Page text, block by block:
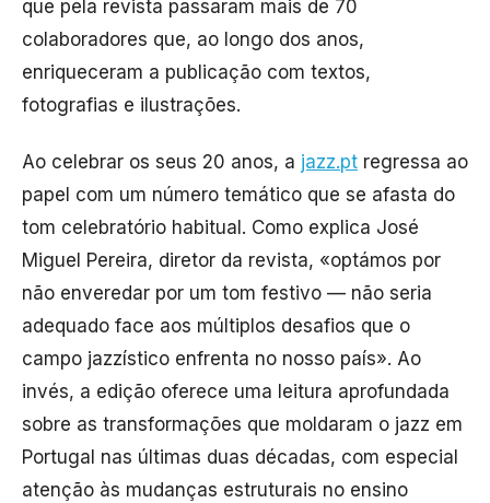
que pela revista passaram mais de 70
colaboradores que, ao longo dos anos,
enriqueceram a publicação com textos,
fotografias e ilustrações.
Ao celebrar os seus 20 anos, a jazz.pt regressa ao
papel com um número temático que se afasta do
tom celebratório habitual. Como explica José
Miguel Pereira, diretor da revista, «optámos por
não enveredar por um tom festivo — não seria
adequado face aos múltiplos desafios que o
campo jazzístico enfrenta no nosso país». Ao
invés, a edição oferece uma leitura aprofundada
sobre as transformações que moldaram o jazz em
Portugal nas últimas duas décadas, com especial
atenção às mudanças estruturais no ensino